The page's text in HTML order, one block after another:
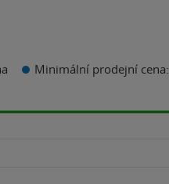
Minimální prodejní cena: